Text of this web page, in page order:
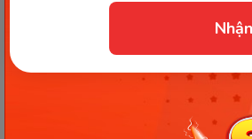
Trên đây là những kiến thức
“intelligent” vàdanh từ của
mong rằng bạn đã hiểu toàn bộ
cũng sẽ thành thạo sử dụng một
từ intelligent khi cần thiết.